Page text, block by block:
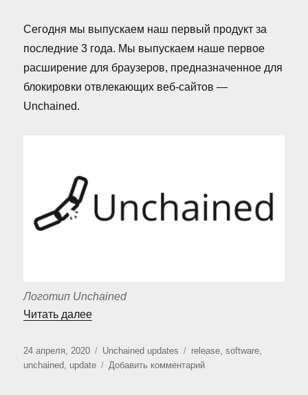
Сегодня мы выпускаем наш первый продукт за
последние 3 года. Мы выпускаем наше первое
расширение для браузеров, предназначенное для
блокировки отвлекающих веб-сайтов —
Unchained.
Логотип Unchained
Читать далее«Выпуск расширения «Unchained»»
Опубликовано
24 апреля, 2020 Рубрики
Unchained updates Метки
release ,software
unchained
update Добавить комментарийк